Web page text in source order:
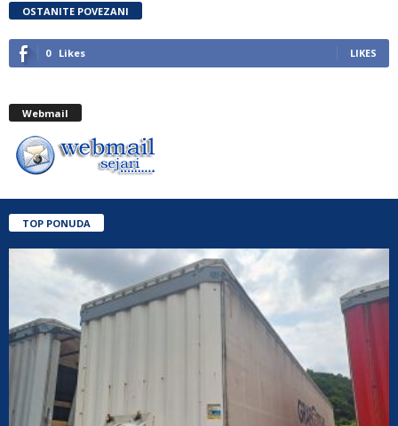
OSTANITE POVEZANI
0 Likes LIKES
Webmail
TOP PONUDA